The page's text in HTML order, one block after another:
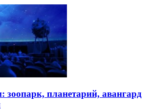
зоопарк, планетарий, авангард